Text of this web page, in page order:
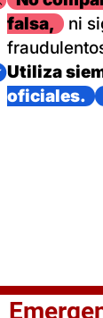
falsa,
ni
Utiliza
oficiales.